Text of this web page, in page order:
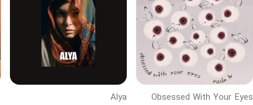
Obsessed With Your Eyes
Alya